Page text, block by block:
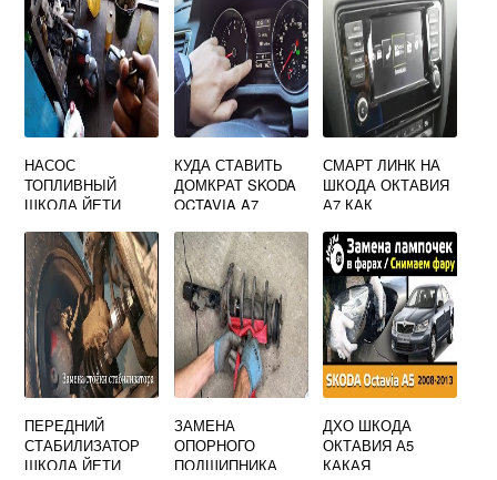
НАСОС
ТОПЛИВНЫЙ
ШКОДА ЙЕТИ
КУДА СТАВИТЬ
ДОМКРАТ SKODA
OCTAVIA A7
СМАРТ ЛИНК НА
ШКОДА ОКТАВИЯ
А7 КАК
ПЕРЕДНИЙ
СТАБИЛИЗАТОР
ШКОДА ЙЕТИ
ЗАМЕНА
ОПОРНОГО
ПОДШИПНИКА
ДХО ШКОДА
ОКТАВИЯ А5
КАКАЯ